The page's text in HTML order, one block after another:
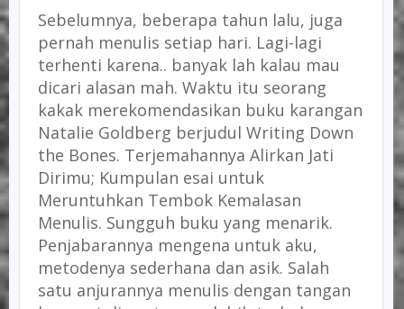
Sebelumnya, beberapa tahun lalu, juga
pernah menulis setiap hari. Lagi-lagi
terhenti karena.. banyak lah kalau mau
dicari alasan mah. Waktu itu seorang
kakak merekomendasikan buku karangan
Natalie Goldberg berjudul Writing Down
the Bones. Terjemahannya Alirkan Jati
Dirimu; Kumpulan esai untuk
Meruntuhkan Tembok Kemalasan
Menulis. Sungguh buku yang menarik.
Penjabarannya mengena untuk aku,
metodenya sederhana dan asik. Salah
satu anjurannya menulis dengan tangan